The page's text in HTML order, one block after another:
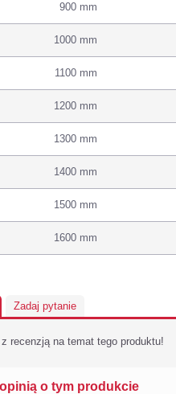
900 mm
1000 mm
1100 mm
1200 mm
1300 mm
1400 mm
1500 mm
1600 mm
Zadaj pytanie
recenzją na temat tego produktu!
o tym produkcie